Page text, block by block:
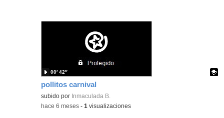
pollitos carnival
Contenido educativo.
subido por Inmaculada B.
00′ 42″
-hace 6 meses -1 visualizaciones